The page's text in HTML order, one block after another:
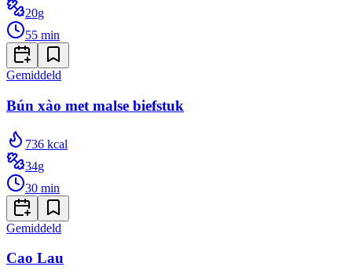
20g
55 min
Gemiddeld
Bún xào met malse biefstuk
736 kcal
34g
30 min
Gemiddeld
Cao Lau